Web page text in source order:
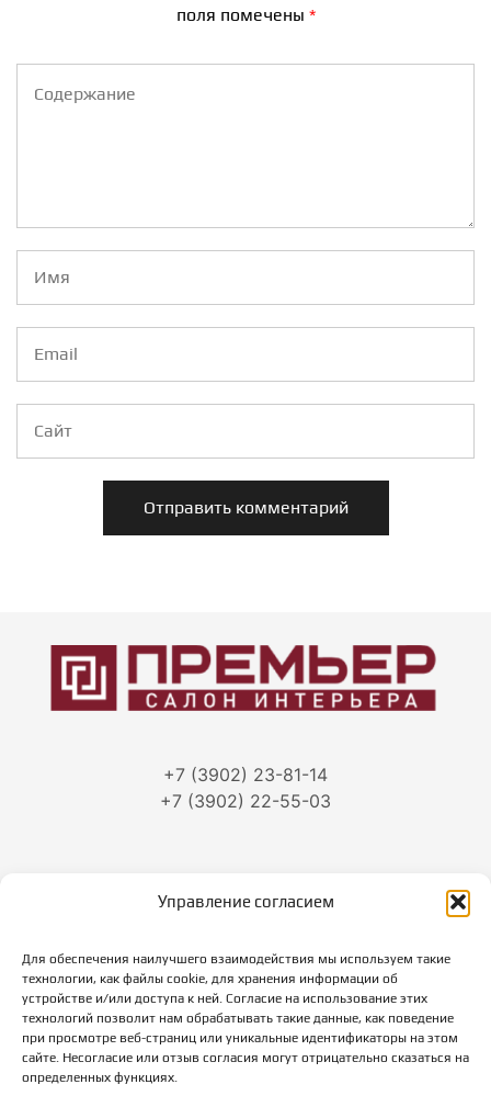
Управление согласием
Для обеспечения наилучшего взаимодействия мы используем такие
технологии, как файлы cookie, для хранения информации об
устройстве и/или доступа к ней. Согласие на использование этих
технологий позволит нам обрабатывать такие данные, как поведение
при просмотре веб-страниц или уникальные идентификаторы на этом
сайте. Несогласие или отзыв согласия могут отрицательно сказаться на
определенных функциях.
поля помечены *
+7 (3902) 23-81-14
+7 (3902) 22-55-03
г. Абакан, ул.Тараса Шевченко, 86
Режим работы:
пн-пт: с 10-00 до 19-00
суббота: с 10-00 до 18-00
вс: выходной